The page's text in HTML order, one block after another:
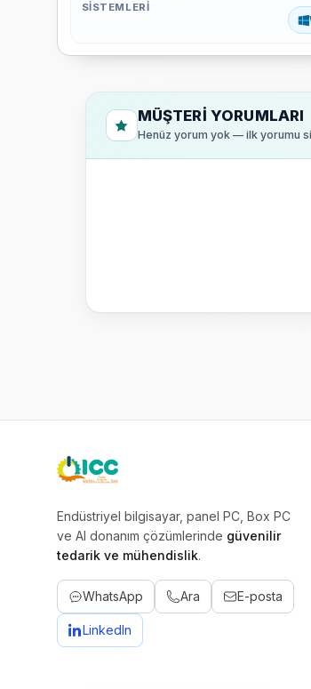
SISTEMLERI
MÜŞTERI YORUMLARI
Henüz yorum yok — ilk yorumu
ICC
Endüstriyel bilgisayar, panel PC, Box PC
ve AI donanım çözümlerinde güvenilir
tedarik ve mühendislik.
WhatsApp Ara E-posta
LinkedIn